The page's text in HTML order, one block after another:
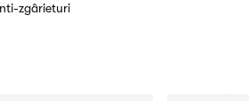
zgârieturi